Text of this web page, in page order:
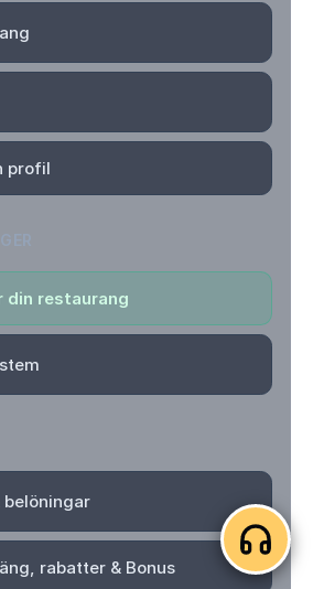
profil
din restaurang
belöningar
rabatter & Bonus